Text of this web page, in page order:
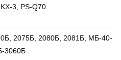
3, PS-Q70
2075Б, 2080Б, 2081Б, МБ-40-
3060Б